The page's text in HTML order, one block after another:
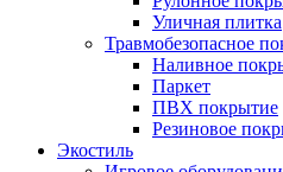
Уличная плитка
Травмобезопасное
Наливное
Паркет
ПВХ покрытие
Резиновое
Экостиль